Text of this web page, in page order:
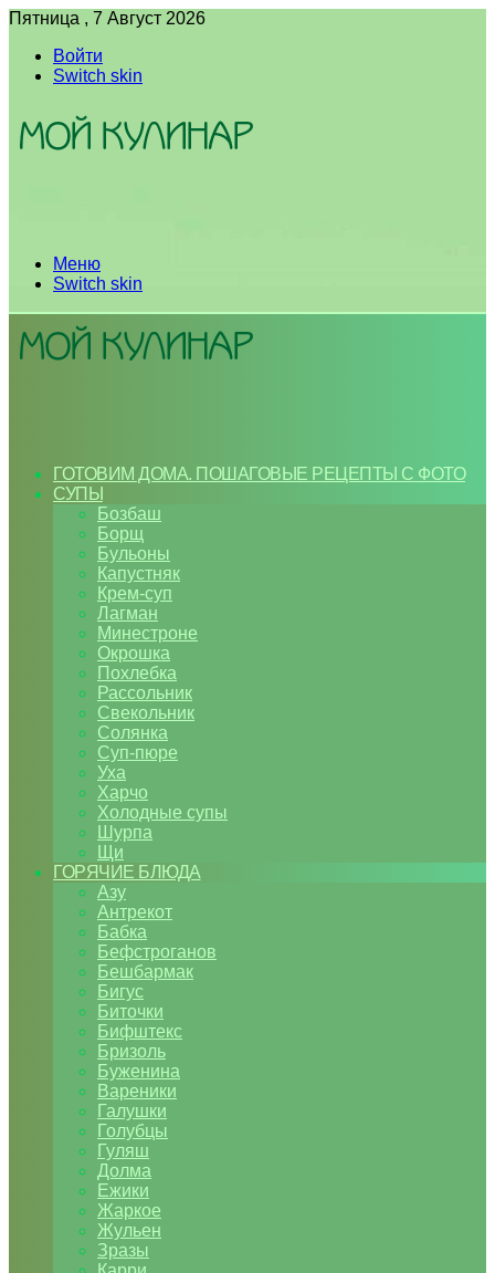
Пятница , 7 Август 2026
Войти
Switch skin
Меню
Switch skin
ГОТОВИМ ДОМА. ПОШАГОВЫЕ РЕЦЕПТЫ С ФОТО
СУПЫ
Бозбаш
Борщ
Бульоны
Капустняк
Крем-суп
Лагман
Минестроне
Окрошка
Похлебка
Рассольник
Свекольник
Солянка
Суп-пюре
Уха
Харчо
Холодные супы
Шурпа
Щи
ГОРЯЧИЕ БЛЮДА
Азу
Антрекот
Бабка
Бефстроганов
Бешбармак
Бигус
Биточки
Бифштекс
Бризоль
Буженина
Вареники
Галушки
Голубцы
Гуляш
Долма
Ежики
Жаркое
Жульен
Зразы